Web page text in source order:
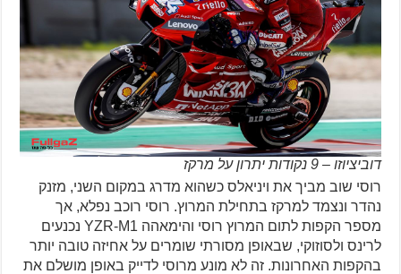
דוביציוזו – 9 נקודות יתרון על מרקז
רוסי שוב מביך את ויניאלס כשהוא מדרג במקום השני, מזנק
נהדר ונצמד למרקז בתחילת המרוץ. רוסי רוכב נפלא, אך
מספר הקפות לתום המרוץ רוסי והימאהה YZR-M1 נכנעים
לרינס ולסוזוקי, שבאופן מסורתי שומרים על אחיזה טובה יותר
בהקפות האחרונות. זה לא מונע מרוסי לדייק באופן מושלם את